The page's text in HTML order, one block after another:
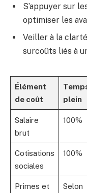
S’appuyer sur
optimiser les
Veiller à la
surcoûts liés à
Élément
de coût
plein
Salaire
brut
100%
Cotisations
sociales
100%
Primes et
Selon